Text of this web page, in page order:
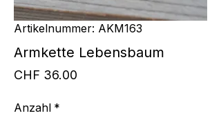
Artikelnummer: AKM163
Armkette Lebensbaum
CHF 36.00
Anzahl *